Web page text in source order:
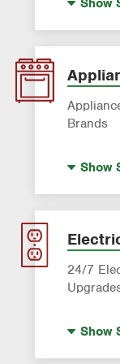
AC &
AC &
Filter
Brands
Washer
Show
24/7
Show